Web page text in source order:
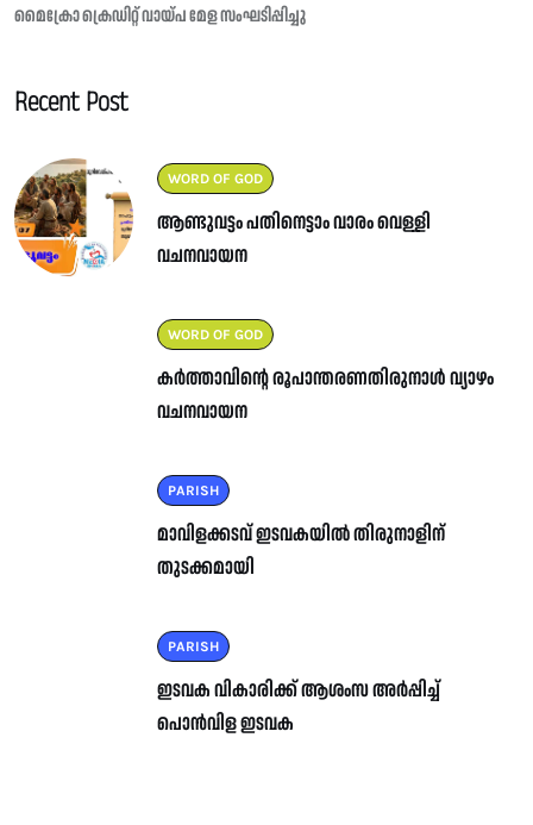
മൈക്രോ ക്രെഡിറ്റ് വായ്പ മേള സംഘടിപ്പിച്ചു
Recent Post
WORD OF GOD
ആണ്ടുവട്ടം പതിനെട്ടാം വാരം വെള്ളി
വചനവായന
WORD OF GOD
കർത്താവിന്റെ രൂപാന്തരണതിരുനാൾ വ്യാഴം
വചനവായന
PARISH
മാവിളക്കടവ് ഇടവകയിൽ തിരുനാളിന്
തുടക്കമായി
PARISH
ഇടവക വികാരിക്ക് ആശംസ അർപ്പിച്ച്
പൊൻവിള ഇടവക